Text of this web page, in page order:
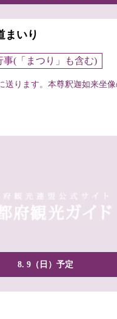
まいり
事(「まつり」も含む)
送ります。本尊釈迦如来坐
8. 9（日）予定